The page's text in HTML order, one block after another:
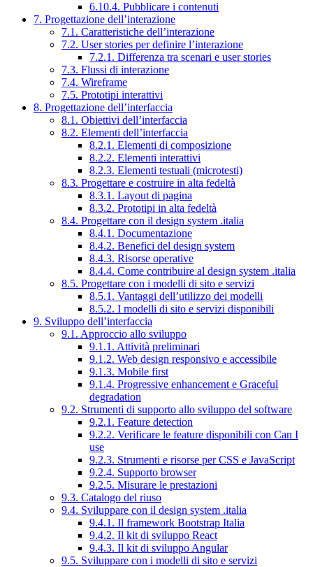
6.10.4. Pubblicare i contenuti
7. Progettazione dell’interazione
7.1. Caratteristiche dell’interazione
7.2. User stories per definire l’interazione
7.2.1. Differenza tra scenari e user stories
7.3. Flussi di interazione
7.4. Wireframe
7.5. Prototipi interattivi
8. Progettazione dell’interfaccia
8.1. Obiettivi dell’interfaccia
8.2. Elementi dell’interfaccia
8.2.1. Elementi di composizione
8.2.2. Elementi interattivi
8.2.3. Elementi testuali (microtesti)
8.3. Progettare e costruire in alta fedeltà
8.3.1. Layout di pagina
8.3.2. Prototipi in alta fedeltà
8.4. Progettare con il design system .italia
8.4.1. Documentazione
8.4.2. Benefici del design system
8.4.3. Risorse operative
8.4.4. Come contribuire al design system .italia
8.5. Progettare con i modelli di sito e servizi
8.5.1. Vantaggi dell’utilizzo dei modelli
8.5.2. I modelli di sito e servizi disponibili
9. Sviluppo dell’interfaccia
9.1. Approccio allo sviluppo
9.1.1. Attività preliminari
9.1.2. Web design responsivo e accessibile
9.1.3. Mobile first
9.1.4. Progressive enhancement e Graceful
degradation
9.2. Strumenti di supporto allo sviluppo del software
9.2.1. Feature detection
9.2.2. Verificare le feature disponibili con Can I
use
9.2.3. Strumenti e risorse per CSS e JavaScript
9.2.4. Supporto browser
9.2.5. Misurare le prestazioni
9.3. Catalogo del riuso
9.4. Sviluppare con il design system .italia
9.4.1. Il framework Bootstrap Italia
9.4.2. Il kit di sviluppo React
9.4.3. Il kit di sviluppo Angular
9.5. Sviluppare con i modelli di sito e servizi